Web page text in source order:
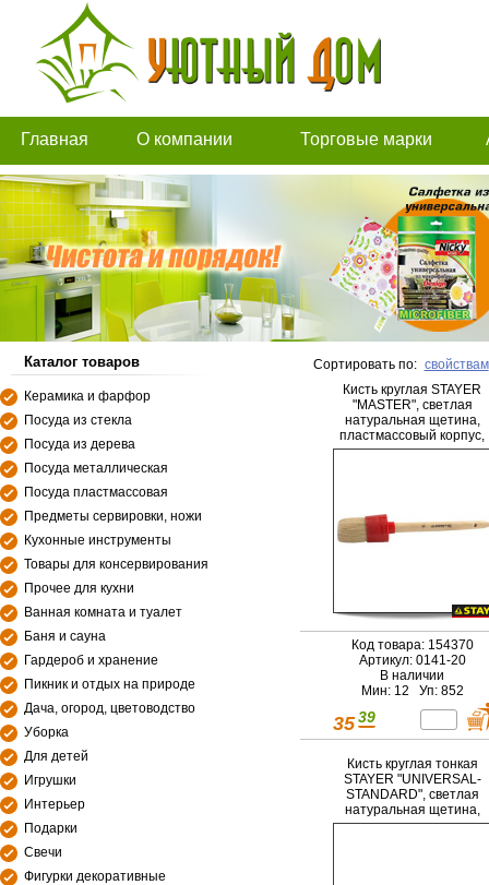
Главная О компании Торговые марки
Каталог товаров
Керамика и фарфор
Посуда из стекла
Посуда из дерева
Посуда металлическая
Посуда пластмассовая
Предметы сервировки, ножи
Кухонные инструменты
Товары для консервирования
Прочее для кухни
Ванная комната и туалет
Баня и сауна
Гардероб и хранение
Пикник и отдых на природе
Дача, огород, цветоводство
Уборка
Для детей
Игрушки
Интерьер
Подарки
Свечи
Фигурки декоративные
Сортировать по: свойствам
Кисть круглая STAYER
"MASTER", светлая
натуральная щетина,
пластмассовый корпус,
деревянная ручка, №2 x
Код товара: 154370
Артикул: 0141-20
В наличии
Мин: 12 Уп: 852
35 39
Кисть круглая тонкая
STAYER "UNIVERSAL-
STANDARD", светлая
натуральная щетина,
деревянная ручка, №10